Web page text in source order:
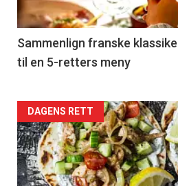
-
5
Sammenlign franske
til en 5-retters meny
Forsiden
akkurat
nå
DAGENS RETT